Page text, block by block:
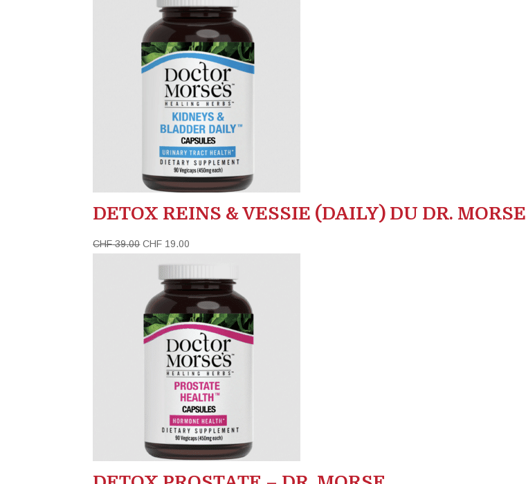
initial
était :
CHF 39.00.
actuel
est :
CHF 27.00.
DETOX REINS & VESSIE (DAILY) DU DR. MORSE
CHF39.00 Le
prix
était :
CHF 39.00.
CHF 19.00
prix
est :
CHF 19.00.